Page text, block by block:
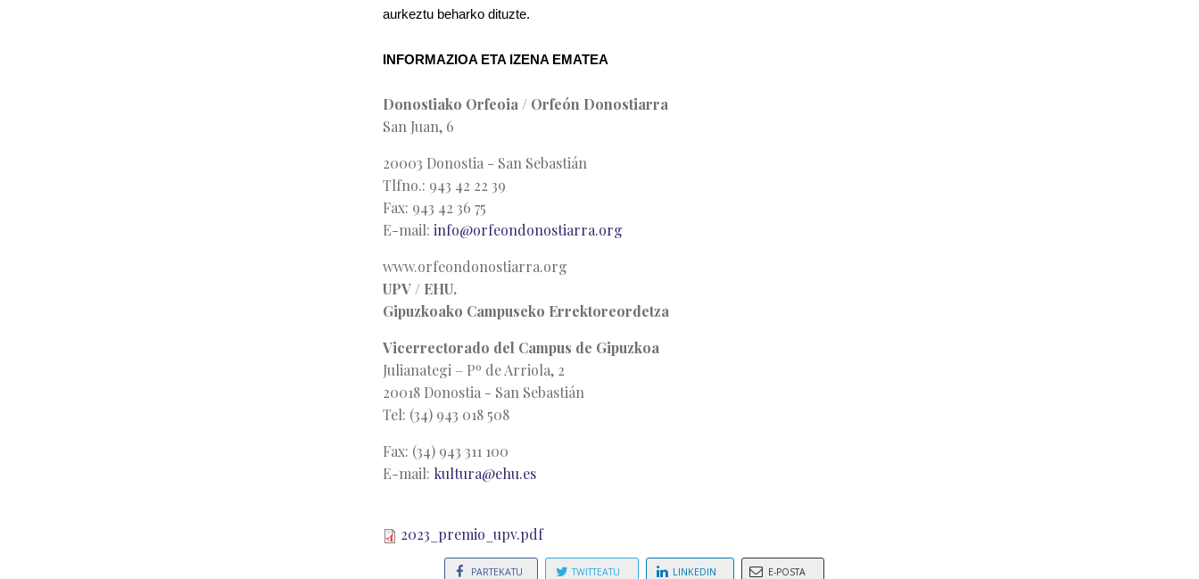
aurkeztu beharko dituzte.
INFORMAZIOA ETA IZENA EMATEA
Donostiako Orfeoia / Orfeón Donostiarra
San Juan, 6
20003 Donostia - San Sebastián
Tlfno.: 943 42 22 39
Fax: 943 42 36 75
E-mail: info@orfeondonostiarra.org
www.orfeondonostiarra.org
UPV / EHU.
Gipuzkoako Campuseko Errektoreordetza
Vicerrectorado del Campus de Gipuzkoa
Julianategi – Pº de Arriola, 2
20018 Donostia - San Sebastián
Tel: (34) 943 018 508
Fax: (34) 943 311 100
E-mail: kultura@ehu.es
2023_premio_upv.pdf
PARTEKATU TWITTEATU LINKEDIN E-POSTA